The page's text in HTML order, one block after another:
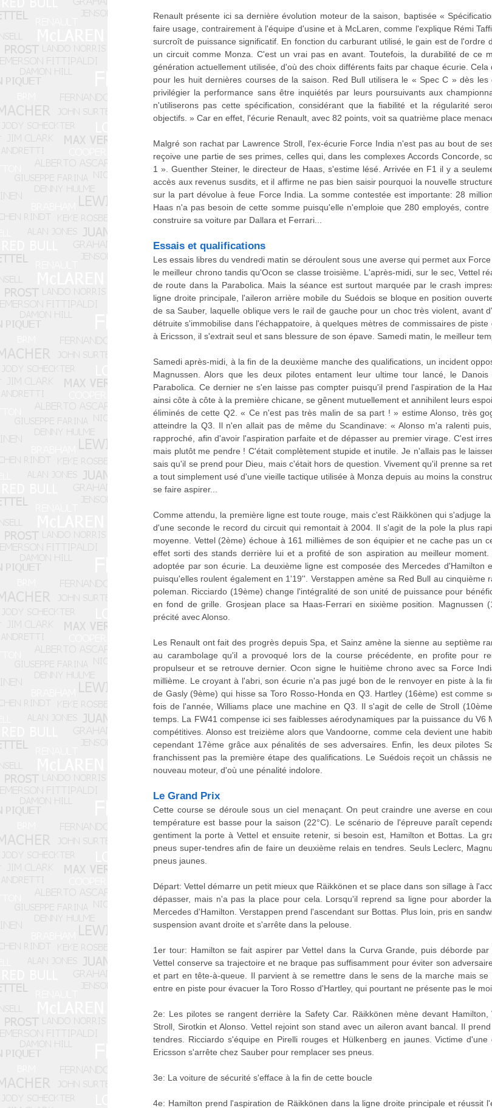
Renault présente ici sa dernière évolution moteur de la saison, baptisée «
faire usage, contrairement à l'équipe d'usine et à McLaren, comme l'explique Rémi
surcroît de puissance significatif. En fonction du carburant utilisé, le gain est de l'ordre
un circuit comme Monza. C'est un vrai pas en avant. Toutefois, la durabilité de ce
génération actuellement utilisée, d'où des choix différents faits par chaque écurie.
pour les huit dernières courses de la saison. Red Bull utilisera le « Spec C » dès
privilégier la performance sans être inquiétés par leurs poursuivants aux
n'utiliserons pas cette spécification, considérant que la fiabilité et la régularité
objectifs. » Car en effet, l'écurie Renault, avec 82 points, voit sa quatrième place
Malgré son rachat par Lawrence Stroll, l'ex-écurie Force India n'est pas au bout de
reçoive une partie de ses primes, celles qui, dans les complexes Accords Concorde,
1 ». Guenther Steiner, le directeur de Haas, s'estime lésé. Arrivée en F1 il y a
accès aux revenus susdits, et il affirme ne pas bien saisir pourquoi la nouvelle
sur la part dévolue à feue Force India. La somme contestée est importante: 28
Haas n'a pas besoin de cette somme puisqu'elle n'emploie que 280 employés,
construire sa voiture par Dallara et Ferrari...
Essais et qualifications
Les essais libres du vendredi matin se déroulent sous une averse qui permet aux
le meilleur chrono tandis qu'Ocon se classe troisième. L'après-midi, sur le sec, Vettel
de route dans la Parabolica. Mais la séance est surtout marquée par le crash
ligne droite principale, l'aileron arrière mobile du Suédois se bloque en position
de sa Sauber, laquelle oblique vers le rail de gauche pour un choc très violent, avant
détruite s'immobilise dans l'échappatoire, à quelques mètres de commissaires de
à Ericsson, il s'extrait seul et sans blessure de son épave. Samedi matin, le meilleur
Samedi après-midi, à la fin de la deuxième manche des qualifications, un incident
Magnussen. Alors que les deux pilotes entament leur ultime tour lancé, le
Parabolica. Ce dernier ne s'en laisse pas compter puisqu'il prend l'aspiration de la
ainsi côte à côte à la première chicane, se gênent mutuellement et annihilent leurs
éliminés de cette Q2. « Ce n'est pas très malin de sa part ! » estime Alonso, très
atteindre la Q3. Il n'en allait pas de même du Scandinave: « Alonso m'a ralenti
rapproché, afin d'avoir l'aspiration parfaite et de dépasser au premier virage. C'est
mais plutôt me pendre ! C'était complètement stupide et inutile. Je n'allais pas le
sais qu'il se prend pour Dieu, mais c'était hors de question. Vivement qu'il prenne sa
a tout simplement usé d'une vieille tactique utilisée à Monza depuis au moins la
se faire aspirer...
Comme attendu, la première ligne est toute rouge, mais c'est Räikkönen qui s'adjuge
d'une seconde le record du circuit qui remontait à 2004. Il s'agit de la pole la plus
moyenne. Vettel (2ème) échoue à 161 millièmes de son équipier et ne cache pas un
effet sorti des stands derrière lui et a profité de son aspiration au meilleur
adoptée par son écurie. La deuxième ligne est composée des Mercedes d'Hamilton
puisqu'elles roulent également en 1'19''. Verstappen amène sa Red Bull au cinquième
poleman. Ricciardo (19ème) change l'intégralité de son unité de puissance pour
en fond de grille. Grosjean place sa Haas-Ferrari en sixième position. Magnussen
précité avec Alonso.
Les Renault ont fait des progrès depuis Spa, et Sainz amène la sienne au septième
au carambolage qu'il a provoqué lors de la course précédente, en profite pour
propulseur et se retrouve dernier. Ocon signe le huitième chrono avec sa Force
millième. Le croyant à l'abri, son écurie n'a pas jugé bon de le renvoyer en piste à la
de Gasly (9ème) qui hisse sa Toro Rosso-Honda en Q3. Hartley (16ème) est comme
fois de l'année, Williams place une machine en Q3. Il s'agit de celle de Stroll
temps. La FW41 compense ici ses faiblesses aérodynamiques par la puissance du
compétitives. Alonso est treizième alors que Vandoorne, comme cela devient une
cependant 17ème grâce aux pénalités de ses adversaires. Enfin, les deux pilotes
franchissent pas la première étape des qualifications. Le Suédois reçoit un châssis
nouveau moteur, d'où une pénalité indolore.
Le Grand Prix
Cette course se déroule sous un ciel menaçant. On peut craindre une averse en
température est basse pour la saison (22°C). Le scénario de l'épreuve paraît
gentiment la porte à Vettel et ensuite retenir, si besoin est, Hamilton et Bottas. La
pneus super-tendres afin de faire un deuxième relais en tendres. Seuls Leclerc,
pneus jaunes.
Départ: Vettel démarre un petit mieux que Räikkönen et se place dans son sillage à
dépasser, mais n'a pas la place pour cela. Lorsqu'il reprend sa ligne pour aborder
Mercedes d'Hamilton. Verstappen prend l'ascendant sur Bottas. Plus loin, pris en
suspension avant droite et s'arrête dans la pelouse.
1er tour: Hamilton se fait aspirer par Vettel dans la Curva Grande, puis déborde
Vettel conserve sa trajectoire et ne braque pas suffisamment pour éviter son
et part en tête-à-queue. Il parvient à se remettre dans le sens de la marche mais
entre en piste pour évacuer la Toro Rosso d'Hartley, qui pourtant ne présente pas le
2e: Les pilotes se rangent derrière la Safety Car. Räikkönen mène devant Hamilton,
Stroll, Sirotkin et Alonso. Vettel rejoint son stand avec un aileron avant bancal. Il
tendres. Ricciardo s'équipe en Pirelli rouges et Hülkenberg en jaunes. Victime
Ericsson s'arrête chez Sauber pour remplacer ses pneus.
3e: La voiture de sécurité s'efface à la fin de cette boucle
4e: Hamilton prend l'aspiration de Räikkönen dans la ligne droite principale et réussit